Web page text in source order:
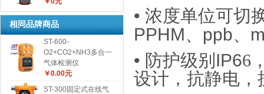
相同品牌商品
ST-600-
O2+CO2+NH3多合一
气体检测仪
￥0.00元
ST-300固定式在线气
• 浓度单位可切
PPHM、 ppb、
• 防护级别 IP66
设计，抗静电，